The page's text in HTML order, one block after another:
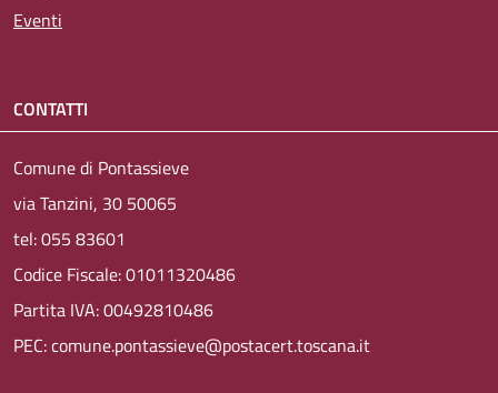
Eventi
CONTATTI
Comune di Pontassieve
via Tanzini, 30 50065
tel: 055 83601
Codice Fiscale: 01011320486
Partita IVA: 00492810486
PEC: comune.pontassieve@postacert.toscana.it